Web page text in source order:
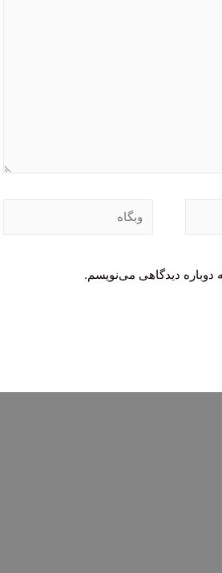
وبگاه
دوباره دیدگاهی می‌نویسم.